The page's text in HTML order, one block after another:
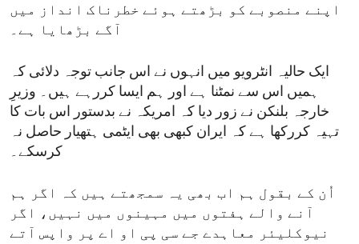
اپنے منصوبے کو بڑھتے ہوئے خطرناک انداز میں
آگے بڑھایا ہے۔
ایک حالیہ انٹرویو میں انہوں نے اس جانب توجہ دلائی کہ
ہمیں اس سے نمٹنا ہے اور ہم ایسا کررہے ہیں۔ وزیرِ
خارجہ بلنکن نے زور دیا کہ امریکہ نے بدستور اس بات کا
تہیہ کررکھا ہے کہ ایران کبھی بھی ایٹمی ہتھیار حاصل نہ
کرسکے۔
اُن کے بقول ہم اب بھی یہ سمجھتے ہیں کہ اگر ہم
آنے والے ہفتوں میں مہینوں میں نہیں، اگر
نیوکلیئر معاہدے جے سی پی او اے پر واپس آتے